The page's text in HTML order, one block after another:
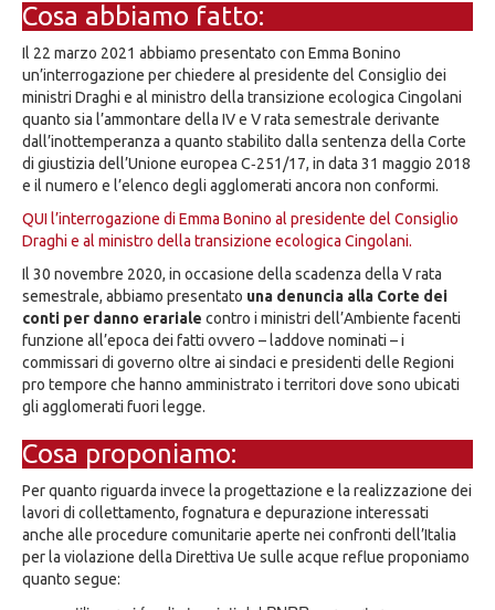
Cosa abbiamo fatto:
Il 22 marzo 2021 abbiamo presentato con Emma Bonino
un’interrogazione per chiedere al presidente del Consiglio dei
ministri Draghi e al ministro della transizione ecologica Cingolani
quanto sia l’ammontare della IV e V rata semestrale derivante
dall’inottemperanza a quanto stabilito dalla sentenza della Corte
di giustizia dell’Unione europea C‑251/17, in data 31 maggio 2018
e il numero e l’elenco degli agglomerati ancora non conformi.
QUI l’interrogazione di Emma Bonino al presidente del Consiglio
Draghi e al ministro della transizione ecologica Cingolani.
Il 30 novembre 2020, in occasione della scadenza della V rata
semestrale, abbiamo presentato una denuncia alla Corte dei
conti per danno erariale contro i ministri dell’Ambiente facenti
funzione all’epoca dei fatti ovvero – laddove nominati – i
commissari di governo oltre ai sindaci e presidenti delle Regioni
pro tempore che hanno amministrato i territori dove sono ubicati
gli agglomerati fuori legge.
Cosa proponiamo:
Per quanto riguarda invece la progettazione e la realizzazione dei
lavori di collettamento, fognatura e depurazione interessati
anche alle procedure comunitarie aperte nei confronti dell’Italia
per la violazione della Direttiva Ue sulle acque reflue proponiamo
quanto segue: